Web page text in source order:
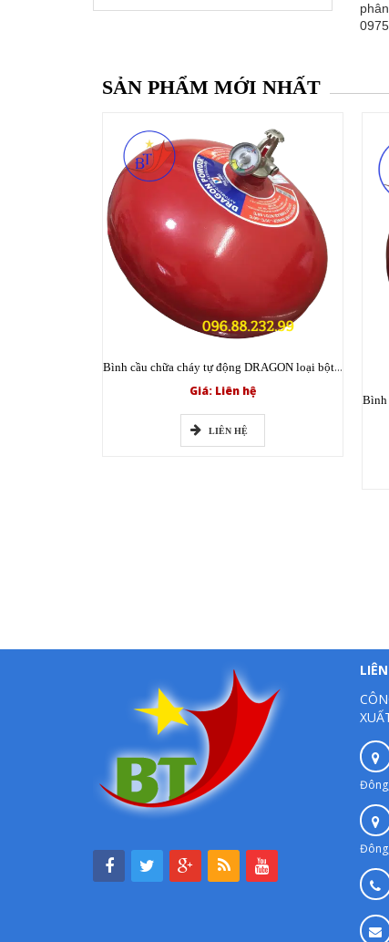
SẢN PHẨM MỚI NHẤT
Bình cầu chữa cháy tự động DRAGON loại bột XZFT6 ABC 6kg có tem kiểm định
Giá: Liên hệ
LIÊN HỆ